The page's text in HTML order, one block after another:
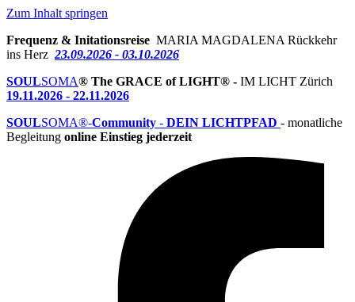
Zum Inhalt springen
Frequenz & Initationsreise MARIA MAGDALENA Rückkehr
ins Herz 23.09.2026 - 03.10.2026
SOULSOMA® The GRACE of LIGHT® - IM LICHT Zürich
19.11.2026 - 22.11.2026
SOULSOMA®-Community - DEIN LICHTPFAD - monatliche
Begleitung online Einstieg jederzeit